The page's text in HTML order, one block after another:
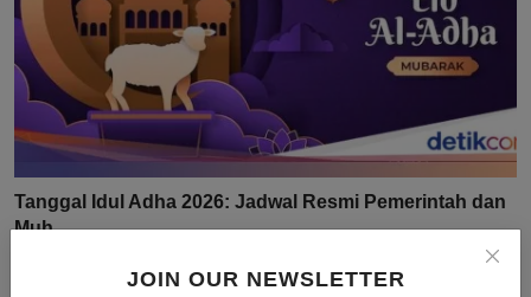
JOIN OUR NEWSLETTER
Tanggal Idul Adha 2026: Jadwal Resmi Pemerintah dan
Muh...